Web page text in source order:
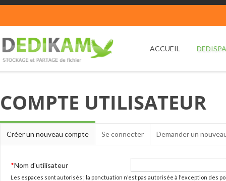
Aller au contenu principal
ACCUEIL
COMPTE UTILISATEUR
Onglets principaux
Créer un nouveau compte (ongletSe connecter Demander un
Nom d'utilisateur
*
Les espaces sont autorisés ; la ponctuation n'est pas autorisée à l'exception des